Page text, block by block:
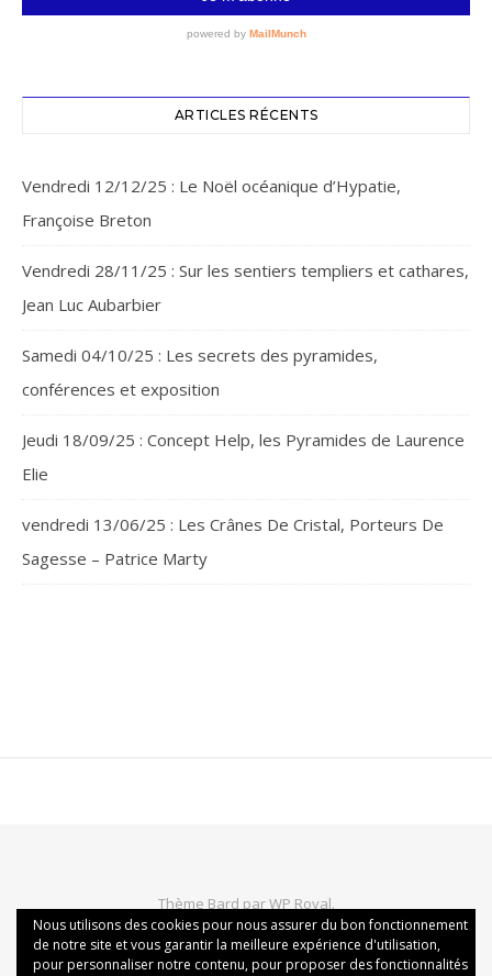
ARTICLES RÉCENTS
Vendredi 12/12/25 : Le Noël océanique d’Hypatie,
Françoise Breton
Vendredi 28/11/25 : Sur les sentiers templiers et cathares,
Jean Luc Aubarbier
Samedi 04/10/25 : Les secrets des pyramides,
conférences et exposition
Jeudi 18/09/25 : Concept Help, les Pyramides de Laurence
Elie
vendredi 13/06/25 : Les Crânes De Cristal, Porteurs De
Sagesse – Patrice Marty
Thème Bard parWP Royal.
Politique de confidentialité Mentions légales
Conditions générales de vente Politique des cookies
Nous utilisons des cookies pour nous assurer du bon fonctionnement
de notre site et vous garantir la meilleure expérience d'utilisation,
pour personnaliser notre contenu, pour proposer des fonctionnalités